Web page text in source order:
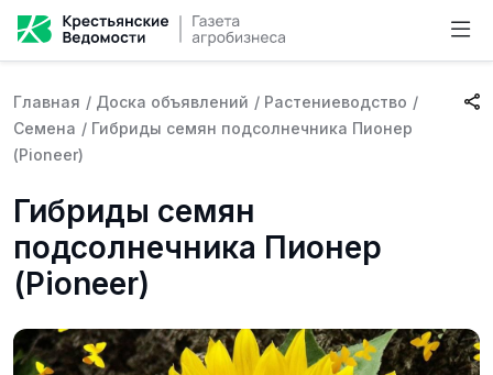
Главная / Доска объявлений / Растениеводство /
Семена / Гибриды семян подсолнечника Пионер
(Pioneer)
Гибриды семян
подсолнечника Пионер
(Pioneer)